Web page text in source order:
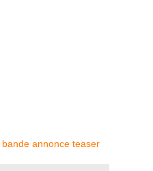
bande annonce teaser